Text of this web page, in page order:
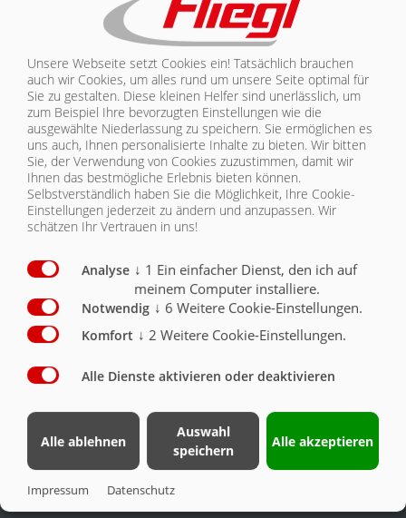
ZULASSUNG | ASW D 388
Ausstattung Chassis: Zulassung Serie Optional
Zul.Gesamtgewicht 24000 kg X
80 km/h Ausführung mit EBS und TÜV - Datenblatt /
für Deutschland, Umrissleuchten,
Seitenmakierungsleuchten
X
Fliegl Agrartechnik GmbH
Fliegl Agrartechnik
Fliegl Baukom
Unsere Webseite setzt Cookies ein! Tatsächlich brauchen
auch wir Cookies, um alles rund um unsere Seite optimal für
Sie zu gestalten. Diese kleinen Helfer sind unerlässlich, um
zum Beispiel Ihre bevorzugten Einstellungen wie die
ausgewählte Niederlassung zu speichern. Sie ermöglichen es
uns auch, Ihnen personalisierte Inhalte zu bieten. Wir bitten
Sie, der Verwendung von Cookies zuzustimmen, damit wir
Ihnen das bestmögliche Erlebnis bieten können.
Selbstverständlich haben Sie die Möglichkeit, Ihre Cookie-
Einstellungen jederzeit zu ändern und anzupassen. Wir
schätzen Ihr Vertrauen in uns!
Analyse ↓ 1 Ein einfacher Dienst, den ich auf
meinem Computer installiere.
Notwendig ↓ 6 Weitere Cookie-Einstellungen.
Komfort ↓ 2 Weitere Cookie-Einstellungen.
Alle Dienste aktivieren oder deaktivieren
Alle ablehnen
Auswahl
speichern
Alle akzeptieren
Impressum Datenschutz